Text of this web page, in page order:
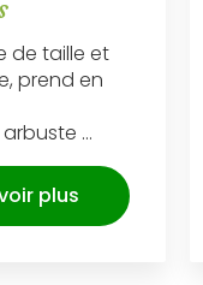
de taille et
prend en
...
plus